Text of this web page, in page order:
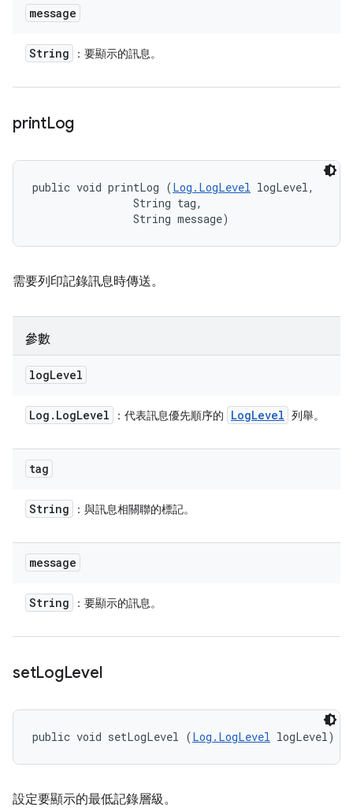
message
String ：要顯示的訊息。
printLog
public void printLog (Log.LogLevel logLevel,
                String tag,
                String message)
需要列印記錄訊息時傳送。
參數
logLevel
Log . LogLevel ：代表訊息優先順序的 LogLevel 列舉。
tag
String ：與訊息相關聯的標記。
message
String ：要顯示的訊息。
setLogLevel
public void setLogLevel (Log.LogLevel logLevel)
設定要顯示的最低記錄層級。